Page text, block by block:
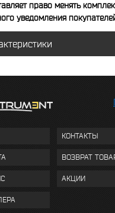
право менять
уведомления
КОНТАКТЫ
ВОЗВРАТ
АКЦИИ